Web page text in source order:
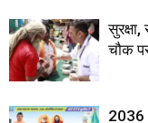
चौक
2036